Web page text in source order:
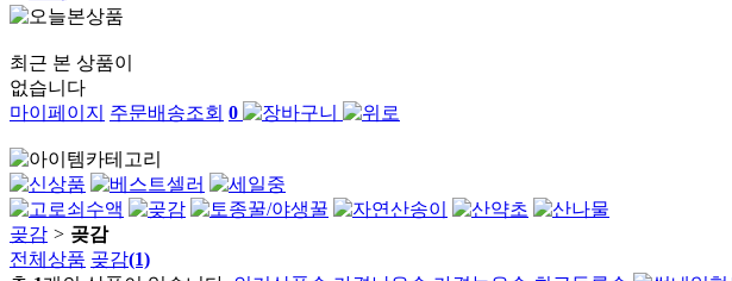
최근 본 상품이
없습니다
마이페이지
주문배송조회 0
곶감 > 곶감
전체상품 곶감(1)